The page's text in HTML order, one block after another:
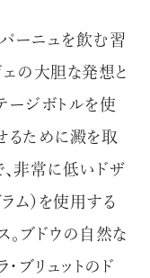
ーニュを飲む習
ェの大胆な発想と
ージボトルを使
るために澱を取
、非常に低いドザ
ム）を使用する
。ブドウの自然な
ブリュットのド